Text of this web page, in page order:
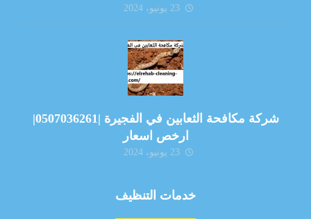
23 يونيو، 2024
شركة مكافحة الثعابين في الفجيرة |0507036261|
ارخص اسعار
23 يونيو، 2024
خدمات التنظيف